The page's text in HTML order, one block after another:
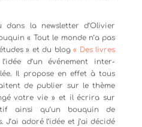
dans la newsletter d’Olivier
« Tout le monde n’a pas
» et du blog« Des livres
l’idée d’un événement inter-
Il propose en effet à tous
de publier sur le thème
votre vie » et il écrira sur
ainsi qu’un bouquin de
adoré l’idée et j’ai décidé